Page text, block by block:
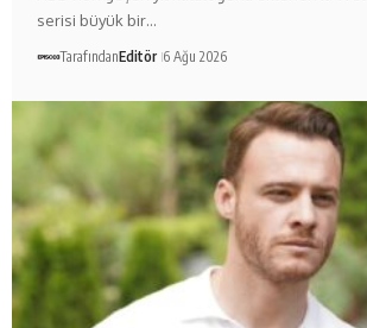
serisi büyük bir…
TarafındanEditör 6 Ağu 2026